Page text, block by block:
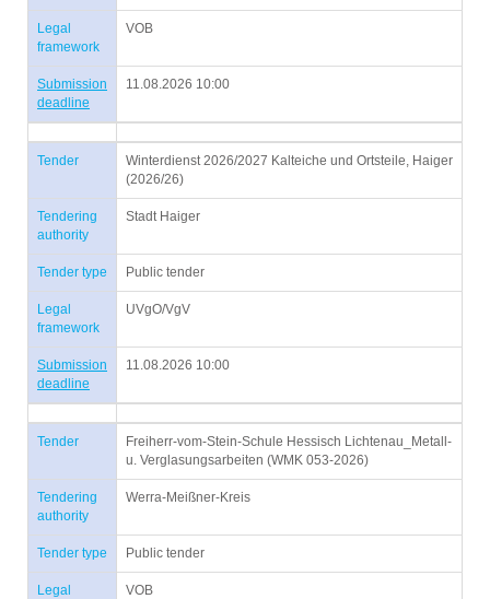
Legal
framework
VOB
Submission
deadline
11.08.2026 10:00
Tender
Winterdienst 2026/2027 Kalteiche und Ortsteile, Haiger
(2026/26)
Tendering
authority
Stadt Haiger
Tender type Public tender
Legal
framework
UVgO/VgV
Submission
deadline
11.08.2026 10:00
Tender
Freiherr-vom-Stein-Schule Hessisch Lichtenau_Metall-
u. Verglasungsarbeiten (WMK 053-2026)
Tendering
authority
Werra-Meißner-Kreis
Tender type Public tender
Legal
VOB